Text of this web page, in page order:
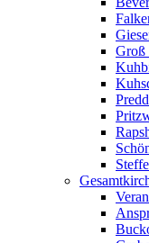
Groß